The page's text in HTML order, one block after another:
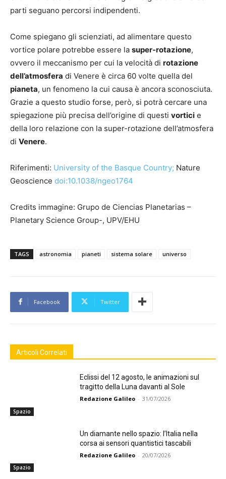
parti seguano percorsi indipendenti.
Come spiegano gli scienziati, ad alimentare questo
vortice polare potrebbe essere la super-rotazione,
ovvero il meccanismo per cui la velocità di rotazione
dell’atmosfera di Venere è circa 60 volte quella del
pianeta, un fenomeno la cui causa è ancora sconosciuta.
Grazie a questo studio forse, però, si potrà cercare una
spiegazione più precisa dell’origine di questi vortici e
della loro relazione con la super-rotazione dell’atmosfera
di Venere.
Riferimenti: University of the Basque Country; Nature
Geoscience doi:10.1038/ngeo1764
Credits immagine: Grupo de Ciencias Planetarias –
Planetary Science Group-, UPV/EHU
TAGS astronomia pianeti sistema solare universo
Facebook Twitter
Articoli Correlati
Spazio
Eclissi del 12 agosto, le animazioni sul
tragitto della Luna davanti al Sole
Redazione Galileo - 31/07/2026
Spazio
Un diamante nello spazio: l’Italia nella
corsa ai sensori quantistici tascabili
Redazione Galileo - 20/07/2026